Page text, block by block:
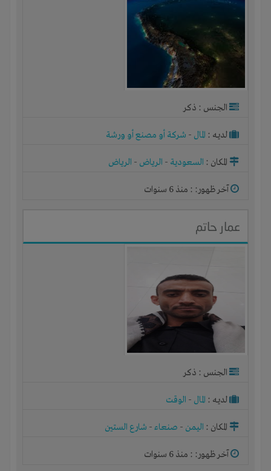
الجنس : ذكر
لديـه : المال - شركة أو مصنع أو ورشة
المكان : السعودية - الرياض - الرياض
آخر ظهور: : منذ 6 سنوات
عمار حاتم
الجنس : ذكر
لديـه : المال - الوقت
المكان : اليمن - صنعاء- شارع الستين
آخر ظهور: : منذ 6 سنوات